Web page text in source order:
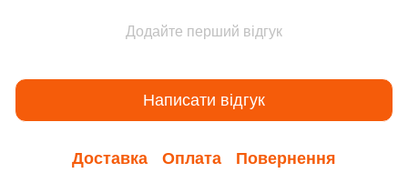
Додайте перший відгук
Написати відгук
Доставка Оплата Повернення